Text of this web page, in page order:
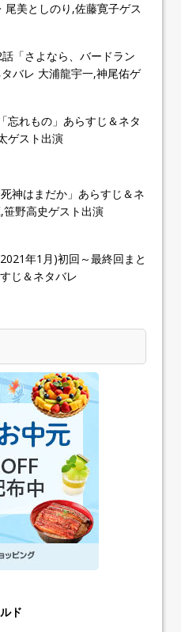
尾美としのり,佐藤寛子ゲス
「さよなら、バードラン
バレ 大浦龍宇一,神尾佑ゲ
忘れもの」あらすじ＆ネタ
ゲスト出演
神はまだか」あらすじ＆ネ
笹野高史ゲスト出演
年1月)初回～最終回まと
じ＆ネタバレ
ド